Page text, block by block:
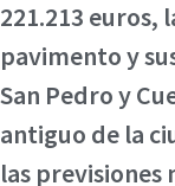
221.213 euros,
pavimento y
San Pedro y
antiguo de la
las